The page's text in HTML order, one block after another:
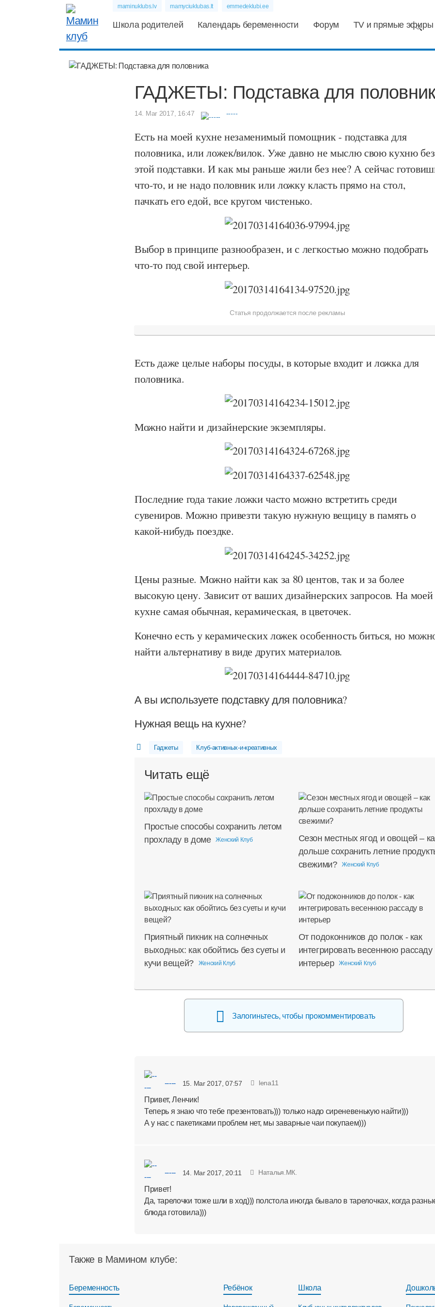
maminuklubs.lv mamyciuklubas.lt emmedeklubi.ee
Школа родителей Календарь беременности Форум TV и прямые эфиры
ГАДЖЕТЫ: Подставка для
14. Mar 2017, 16:47 -----
Есть на моей кухне незаменимый помощник - подставка для
половника, или ложек/вилок. Уже давно не мыслю свою кухню без
этой подставки. И как мы раньше жили без нее? А сейчас
что-то, и не надо половник или ложку класть прямо на стол,
пачкать его едой, все кругом чистенько.
Выбор в принципе разнообразен, и с легкостью можно подобрать
что-то под свой интерьер.
Статья продолжается после рекламы
Есть даже целые наборы посуды, в которые входит и ложка для
половника.
Можно найти и дизайнерские экземпляры.
Последние года такие ложки часто можно встретить среди
сувениров. Можно привезти такую нужную вещицу в память о
какой-нибудь поездке.
Цены разные. Можно найти как за 80 центов, так и за более
высокую цену. Зависит от ваших дизайнерских запросов. На моей
кухне самая обычная, керамическая, в цветочек.
Конечно есть у керамических ложек особенность биться, но
найти альтернативу в виде других материалов.
А вы используете подставку для половника?
Нужная вещь на кухне?
Гаджеты Клуб-активных-и-креативных
Читать ещё
Простые способы сохранить летом
прохладу в доме
Женский Клуб
Сезон местных ягод и овощей –
дольше сохранить летние
свежими?
Женский Клуб
Приятный пикник на солнечных
выходных: как обойтись без суеты и
кучи вещей?
Женский Клуб
От подоконников до полок - как
интегрировать весеннюю рассаду
интерьер
Женский Клуб
Залогиньтесь, чтобы прокомментировать
----- 15. Mar 2017, 07:57 lena11
Привет, Ленчик!
Теперь я знаю что тебе презентовать))) только надо сиреневенькую найти)))
А у нас с пакетиками проблем нет, мы заварные чаи покупаем)))
----- 14. Mar 2017, 20:11 Наталья.МК.
Привет!
Да, тарелочки тоже шли в ход))) полстола иногда бывало в тарелочках, когда
блюда готовила)))
Также в Мамином клубе:
Беременность Ребёнок Школа